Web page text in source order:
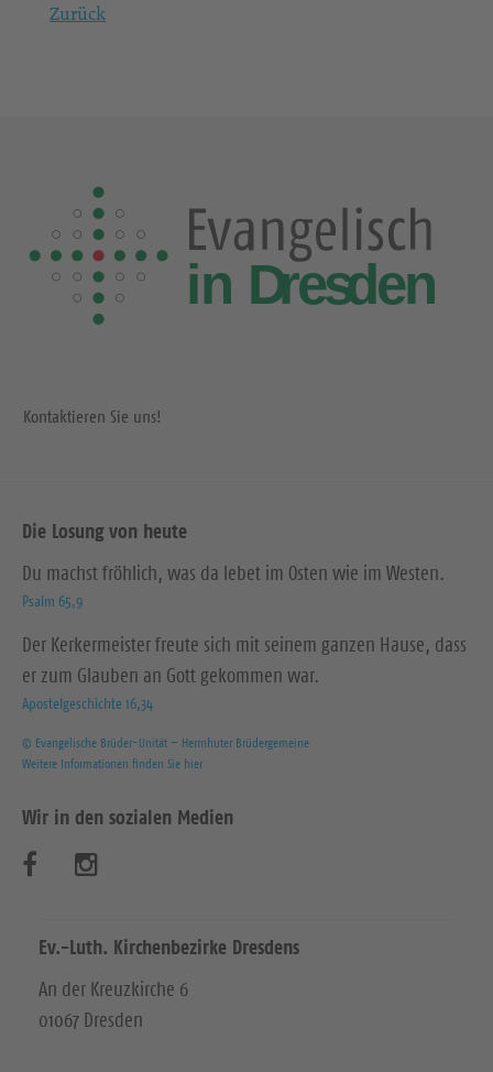
Zurück
Kontaktieren Sie uns!
Die Losung von heute
Du machst fröhlich, was da lebet im Osten wie im Westen.
Psalm 65,9
Der Kerkermeister freute sich mit seinem ganzen Hause, dass
er zum Glauben an Gott gekommen war.
Apostelgeschichte 16,34
© Evangelische Brüder-Unität – Herrnhuter Brüdergemeine
Weitere Informationen finden Sie hier
Wir in den sozialen Medien
s
u
c
s
u
c
Ev.-Luth. Kirchenbezirke Dresdens
An der Kreuzkirche 6
01067 Dresden